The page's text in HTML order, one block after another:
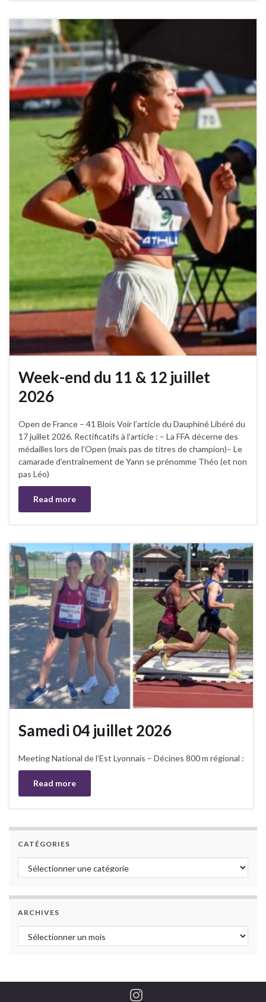
Week-end du 11 & 12 juillet
2026
Open de France – 41 Blois Voir l’article du Dauphiné Libéré du
17 juillet 2026. Rectificatifs à l’article : – La FFA décerne des
médailles lors de l’Open (mais pas de titres de champion)– Le
camarade d’entraînement de Yann se prénomme Théo (et non
pas Léo)
Read more
Samedi 04 juillet 2026
Meeting National de l’Est Lyonnais – Décines 800 m régional :
Read more
CATÉGORIES
Catégories
ARCHIVES
Archives